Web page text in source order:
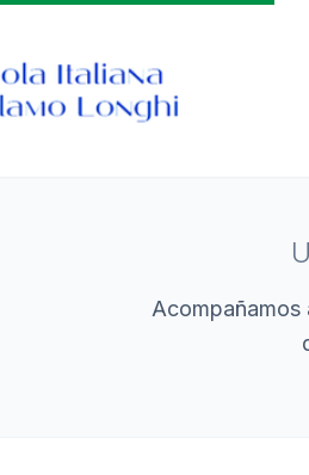
Acompañamos